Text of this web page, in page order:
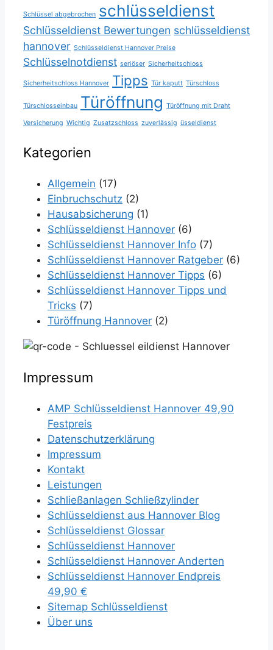
Schlüssel abgebrochen schlüsseldienst
Schlüsseldienst Bewertungen schlüsseldienst
hannover Schlüsseldienst Hannover Preise
Schlüsselnotdienst seriöser Sicherheitschloss
Sicherheitschloss Hannover Tipps Tür kaputt Türschloss
Türschlosseinbau Türöffnung Türöffnung mit Draht
Versicherung Wichtig Zusatzschloss zuverlässig üsseldienst
Kategorien
Allgemein (17)
Einbruchschutz (2)
Hausabsicherung (1)
Schlüsseldienst Hannover (6)
Schlüsseldienst Hannover Info (7)
Schlüsseldienst Hannover Ratgeber (6)
Schlüsseldienst Hannover Tipps (6)
Schlüsseldienst Hannover Tipps und
Tricks (7)
Türöffnung Hannover (2)
Impressum
AMP Schlüsseldienst Hannover 49,90
Festpreis
Datenschutzerklärung
Impressum
Kontakt
Leistungen
Schließanlagen Schließzylinder
Schlüsseldienst aus Hannover Blog
Schlüsseldienst Glossar
Schlüsseldienst Hannover
Schlüsseldienst Hannover Anderten
Schlüsseldienst Hannover Endpreis
49,90 €
Sitemap Schlüsseldienst
Über uns